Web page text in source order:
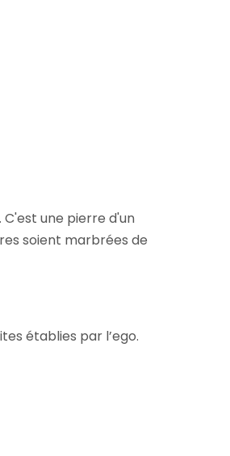
une pierre d'un
soient marbrées de
établies par l’ego.